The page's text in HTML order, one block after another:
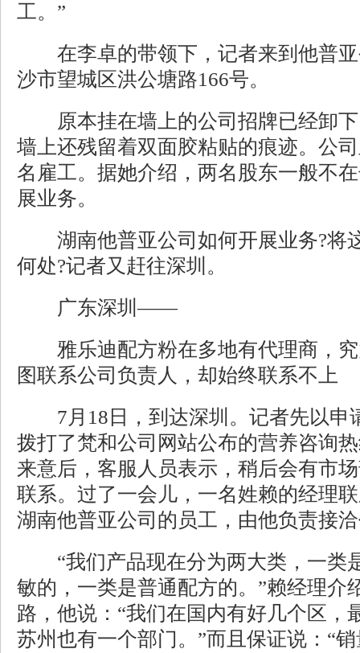
工。”
在李卓的带领下，记者来到他普亚
沙市望城区洪公塘路166号。
原本挂在墙上的公司招牌已经卸下
墙上还残留着双面胶粘贴的痕迹。公
名雇工。据她介绍，两名股东一般不
展业务。
湖南他普亚公司如何开展业务?将
何处?记者又赶往深圳。
广东深圳——
雅乐迪配方粉在多地有代理商，究
图联系公司负责人，却始终联系不上
7月18日，到达深圳。记者先以申
拨打了梵和公司网站公布的营养咨询
来意后，客服人员表示，稍后会有市
联系。过了一会儿，一名姓赖的经理
湖南他普亚公司的员工，由他负责接
“我们产品现在分为两大类，一类
敏的，一类是普通配方的。”赖经理介
路，他说：“我们在国内有好几个区，
苏州也有一个部门。”而且保证说：“